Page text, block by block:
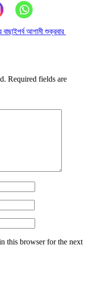
বাছাইপর্ব আগামী শুক্রবার
Required fields are
this browser for the next